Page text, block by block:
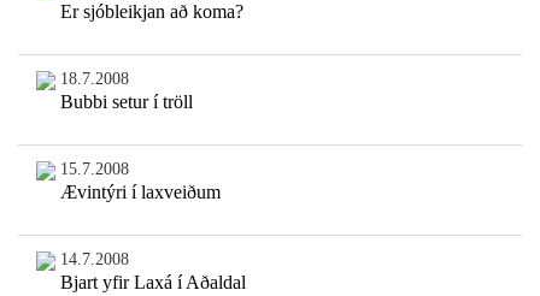
Er sjóbleikjan að koma?
18.7.2008
Bubbi setur í tröll
15.7.2008
Ævintýri í laxveiðum
14.7.2008
Bjart yfir Laxá í Aðaldal